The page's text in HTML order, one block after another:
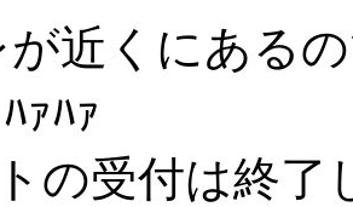
が近くにある
ｧﾊｧ
の受付は終了